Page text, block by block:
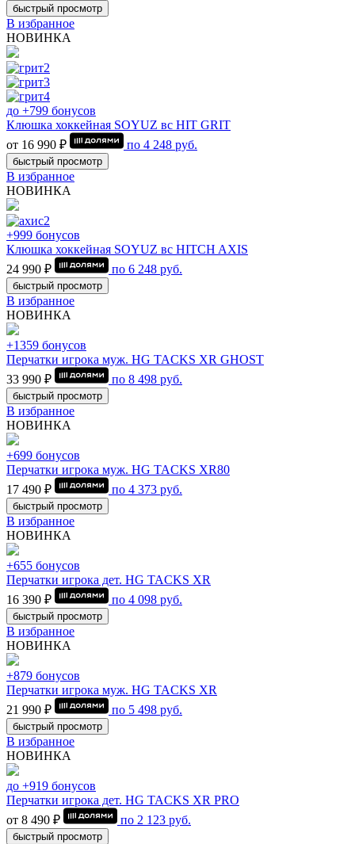
быстрый просмотр
В избранное
НОВИНКА
до +799 бонусов
Клюшка хоккейная SOYUZ вс HIT GRIT
от 16 990 ₽
по 4 248 руб.
быстрый просмотр
В избранное
НОВИНКА
+999 бонусов
Клюшка хоккейная SOYUZ вс HITCH AXIS
24 990 ₽
по 6 248 руб.
быстрый просмотр
В избранное
НОВИНКА
+1359 бонусов
Перчатки игрока муж. HG TACKS XR GHOST
33 990 ₽
по 8 498 руб.
быстрый просмотр
В избранное
НОВИНКА
+699 бонусов
Перчатки игрока муж. HG TACKS XR80
17 490 ₽
по 4 373 руб.
быстрый просмотр
В избранное
НОВИНКА
+655 бонусов
Перчатки игрока дет. HG TACKS XR
16 390 ₽
по 4 098 руб.
быстрый просмотр
В избранное
НОВИНКА
+879 бонусов
Перчатки игрока муж. HG TACKS XR
21 990 ₽
по 5 498 руб.
быстрый просмотр
В избранное
НОВИНКА
до +919 бонусов
Перчатки игрока дет. HG TACKS XR PRO
от 8 490 ₽
по 2 123 руб.
быстрый просмотр